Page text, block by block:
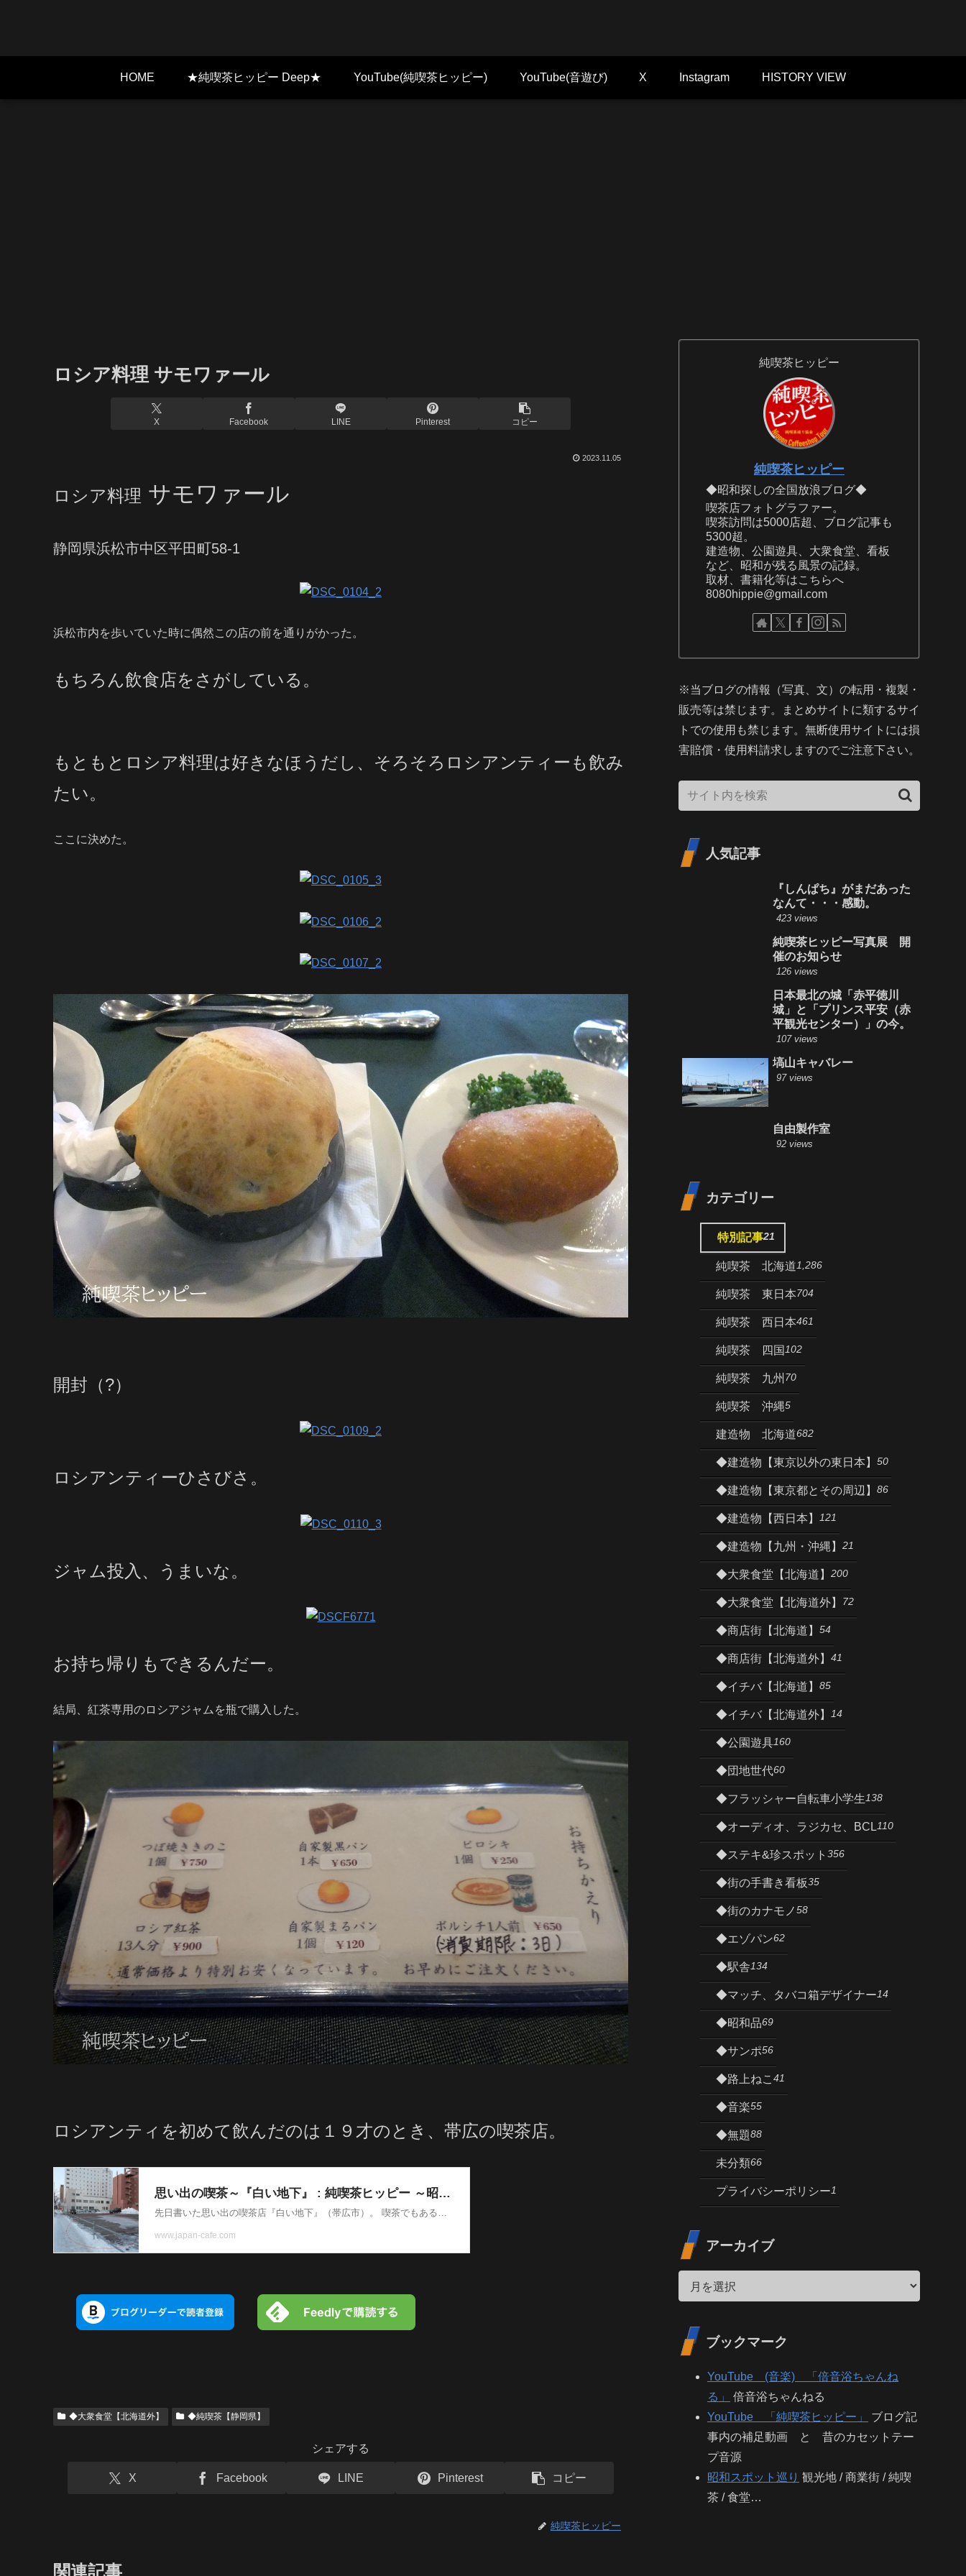
HOME ★純喫茶ヒッピー Deep★ YouTube(純喫茶ヒッピー) YouTube(音遊び) X Instagram HISTORY VIEW
ロシア料理 サモワァール
X Facebook LINE Pinterest コピー
2023.11.05
ロシア料理 サモワァール
静岡県浜松市中区平田町58-1
浜松市内を歩いていた時に偶然この店の前を通りがかった。
もちろん飲食店をさがしている。
もともとロシア料理は好きなほうだし、そろそろロシアンティーも飲み
たい。
ここに決めた。
開封（?）
ロシアンティーひさびさ。
ジャム投入、うまいな。
お持ち帰りもできるんだー。
結局、紅茶専用のロシアジャムを瓶で購入した。
ロシアンティを初めて飲んだのは１９才のとき、帯広の喫茶店。
◆大衆食堂【北海道外】 ◆純喫茶【静岡県】
シェアする
X Facebook LINE Pinterest コピー
純喫茶ヒッピー
関連記事
純喫茶ヒッピー
純喫茶ヒッピー
◆昭和探しの全国放浪ブログ◆
喫茶店フォトグラファー。
喫茶訪問は5000店超、ブログ記事も
5300超。
建造物、公園遊具、大衆食堂、看板
など、昭和が残る風景の記録。
取材、書籍化等はこちらへ
8080hippie@gmail.com
※当ブログの情報（写真、文）の転用・複製・
販売等は禁じます。まとめサイトに類するサイ
トでの使用も禁じます。無断使用サイトには損
害賠償・使用料請求しますのでご注意下さい。
人気記事
『しんぱち』がまだあった
なんて・・・感動。
423 views
純喫茶ヒッピー写真展 開
催のお知らせ
126 views
日本最北の城「赤平徳川
城」と「プリンス平安（赤
平観光センター）」の今。
107 views
塙山キャバレー
97 views
自由製作室
92 views
カテゴリー
特別記事21
純喫茶 北海道1,286
純喫茶 東日本704
純喫茶 西日本461
純喫茶 四国 102
純喫茶 九州 70
純喫茶 沖縄5
建造物 北海道682
◆建造物【東京以外の東日本】 50
◆建造物【東京都とその周辺】 86
◆建造物【西日本】 121
◆建造物【九州・沖縄】 21
◆大衆食堂【北海道】 200
◆大衆食堂【北海道外】 72
◆商店街【北海道】 54
◆商店街【北海道外】 41
◆イチバ【北海道】 85
◆イチバ【北海道外】 14
◆公園遊具160
◆団地世代60
◆フラッシャー自転車小学生138
◆オーディオ、ラジカセ、BCL110
◆ステキ&珍スポット 356
◆街の手書き看板35
◆街のカナモノ58
◆エゾパン62
◆駅舎134
◆マッチ、タバコ箱デザイナー14
◆昭和品69
◆サンポ56
◆路上ねこ 41
◆音楽55
◆無題88
未分類66
プライバシーポリシー1
アーカイブ
ブックマーク
YouTube (音楽) 「倍音浴ちゃんね
る」
倍音浴ちゃんねる
YouTube 「純喫茶ヒッピー」
ブログ記
事内の補足動画 と 昔のカセットテー
プ音源
昭和スポット巡り 観光地 / 商業街 / 純喫
茶 / 食堂…